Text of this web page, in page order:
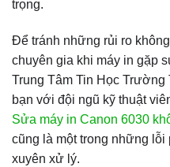
trọng.
Để tránh những rủi ro
chuyên gia khi máy in gặp
Trung Tâm Tin Học
bạn với đội ngũ kỹ thuật
Sửa máy in Canon 6030
cũng là một trong những
xuyên xử lý.